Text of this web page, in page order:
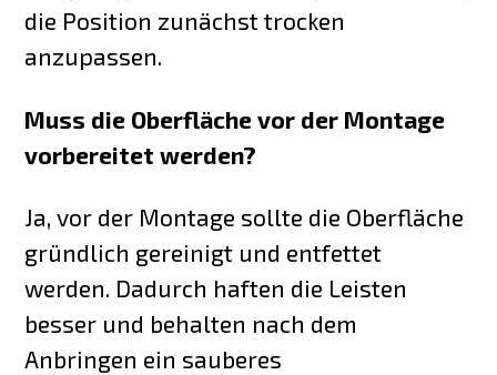
die Position zunächst trocken
anzupassen.
Muss die Oberfläche vor der Montage
vorbereitet werden?
Ja, vor der Montage sollte die Oberfläche
gründlich gereinigt und entfettet
werden. Dadurch haften die Leisten
besser und behalten nach dem
Anbringen ein sauberes